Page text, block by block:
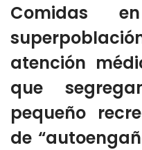
Comidas
atención
que
pequeño
de